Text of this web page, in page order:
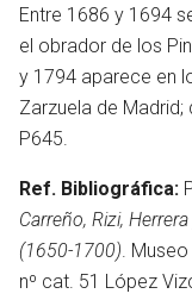
Entre 1686 y 1694
el obrador de los
y 1794 aparece en
Zarzuela de
P645.
Ref. Bibliográfica:
Carreño, Rizi,
(1650-1700).
nº cat. 51 López